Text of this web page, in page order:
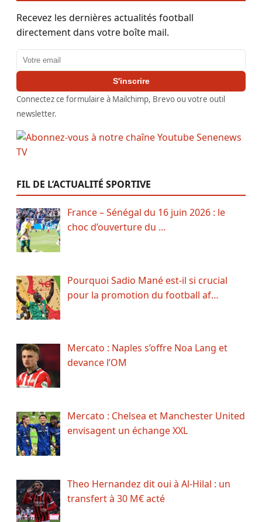
Recevez les dernières actualités football
directement dans votre boîte mail.
Adresse email
S'inscrire
Connectez ce formulaire à Mailchimp, Brevo ou votre outil
newsletter.
FIL DE L’ACTUALITÉ SPORTIVE
France – Sénégal du 16 juin 2026 : le
choc d’ouverture du …
Pourquoi Sadio Mané est-il si crucial
pour la promotion du football af…
Mercato : Naples s’offre Noa Lang et
devance l’OM
Mercato : Chelsea et Manchester United
envisagent un échange XXL
Theo Hernandez dit oui à Al-Hilal : un
transfert à 30 M€ acté